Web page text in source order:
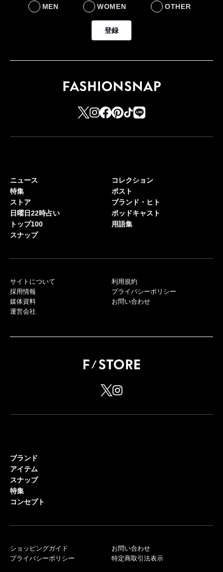
MEN WOMEN OTHER
登録
ニュース
特集
ストア
日曜日22時占い
トップ100
スナップ
コレクション
ポスト
ブランド・ヒト
ポッドキャスト
用語集
サイトについて
採用情報
媒体資料
運営会社
利用規約
プライバシーポリシー
お問い合わせ
ブランド
アイテム
スナップ
特集
コンセプト
ショッピングガイド
プライバシーポリシー
お問い合わせ
特定商取引法表示